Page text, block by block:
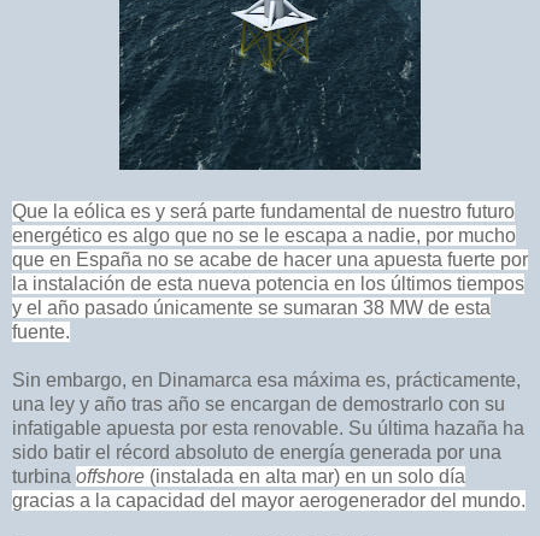
Que la eólica es y será parte fundamental de nuestro futuro
energético es algo que no se le escapa a nadie, por mucho
que en España no se acabe de hacer una apuesta fuerte por
la instalación de esta nueva potencia en los últimos tiempos
y el año pasado únicamente se sumaran 38 MW de esta
fuente.
Sin embargo, en Dinamarca esa máxima es, prácticamente,
una ley y año tras año se encargan de demostrarlo con su
infatigable apuesta por esta renovable. Su última hazaña ha
sido batir el récord absoluto de energía generada por una
turbina offshore (instalada en alta mar) en un solo día
gracias a la capacidad del mayor aerogenerador del mundo.